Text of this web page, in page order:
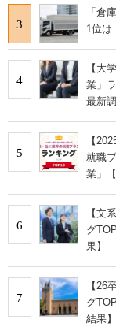
3
「倉
1位は
4
【大
業」
最新
5
【
就職
業」
6
【文
グ
果】
7
【26
グ
結果】